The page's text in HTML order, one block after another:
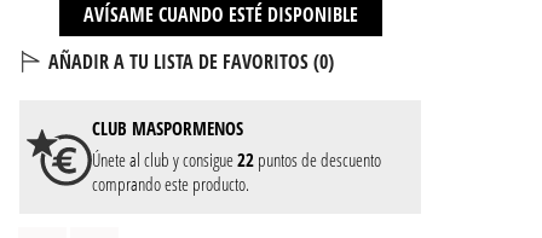
AVÍSAME CUANDO ESTÉ DISPONIBLE
AÑADIR A TU LISTA DE FAVORITOS (0)
CLUB MASPORMENOS
Únete al club y consigue22 puntos de descuento
comprando este producto.